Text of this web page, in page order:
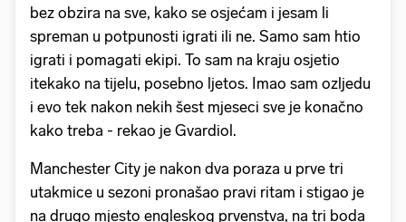
bez obzira na sve, kako se osjećam i jesam li
spreman u potpunosti igrati ili ne. Samo sam htio
igrati i pomagati ekipi. To sam na kraju osjetio
itekako na tijelu, posebno ljetos. Imao sam ozljedu
i evo tek nakon nekih šest mjeseci sve je konačno
kako treba - rekao je Gvardiol.
Manchester City je nakon dva poraza u prve tri
utakmice u sezoni pronašao pravi ritam i stigao je
na drugo mjesto engleskog prvenstva, na tri boda